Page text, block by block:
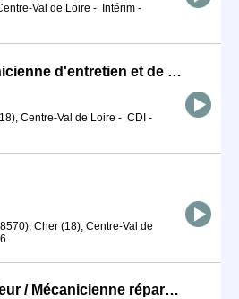
Val de Loire - Intérim -
Mécanicien / Mécanicienne d'entretien et de maintenance d'engins (H/F)
Centre-Val de Loire - CDI -
Cher (18), Centre-Val de
Mécanicien réparateur / Mécanicienne réparatrice Engin Forestiers (H/F)